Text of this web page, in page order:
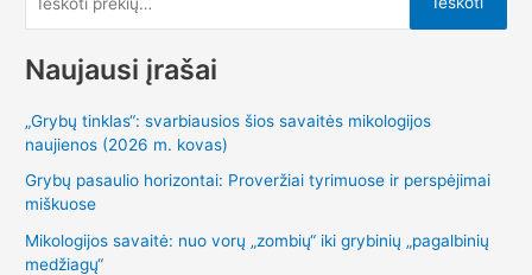
k
o
i
:
Naujausi įrašai
„Grybų tinklas“: svarbiausios šios savaitės mikologijos
naujienos (2026 m. kovas)
Grybų pasaulio horizontai: Proveržiai tyrimuose ir perspėjimai
miškuose
Mikologijos savaitė: nuo vorų „zombių“ iki grybinių „pagalbinių
medžiagų“